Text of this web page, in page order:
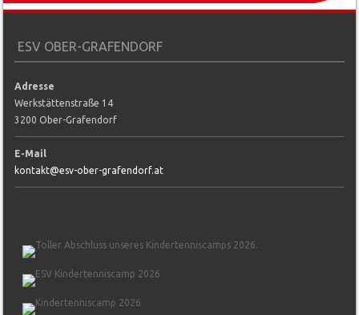
ESV OBER-GRAFENDORF
Adresse
Werkstättenstraße 14
3200 Ober-Grafendorf
E-Mail
kontakt@esv-ober-grafendorf.at